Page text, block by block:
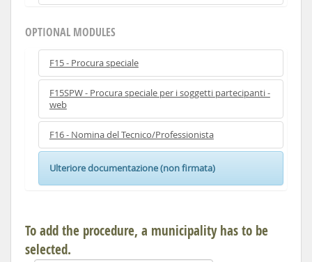
OPTIONAL MODULES
F15 - Procura speciale
F15SPW - Procura speciale per i soggetti partecipanti -
web
F16 - Nomina del Tecnico/Professionista
Ulteriore documentazione (non firmata)
To add the procedure, a municipality has to be
selected.